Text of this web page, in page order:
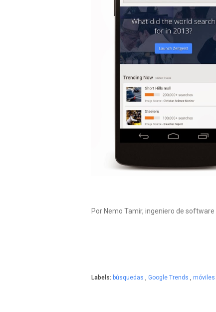
Por Nemo Tamir, ingeniero de software
Labels: búsquedas , Google Trends , móviles